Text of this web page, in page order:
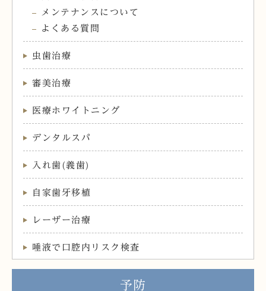
メンテナンスについて
よくある質問
虫歯治療
審美治療
医療ホワイトニング
デンタルスパ
入れ歯(義歯)
自家歯牙移植
レーザー治療
唾液で口腔内リスク検査
予防